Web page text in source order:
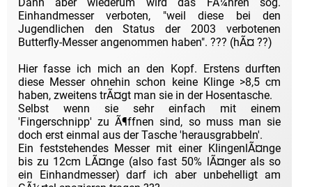
Einhandmesser verboten, "weil diese bei den
Jugendlichen den Status der 2003 verbotenen
Butterfly-Messer angenommen haben". ??? (hÃ¤ ??)
Hier fasse ich mich an den Kopf. Erstens durften
diese Messer ohnehin schon keine Klinge >8,5 cm
haben, zweitens trÃ¤gt man sie in der Hosentasche.
Selbst wenn sie sehr einfach mit einem
'Fingerschnipp' zu Ã¶ffnen sind, so muss man sie
doch erst einmal aus der Tasche 'herausgrabbeln'.
Ein feststehendes Messer mit einer KlingenlÃ¤nge
bis zu 12cm LÃ¤nge (also fast 50% lÃ¤nger als so
ein Einhandmesser) darf ich aber unbehelligt am